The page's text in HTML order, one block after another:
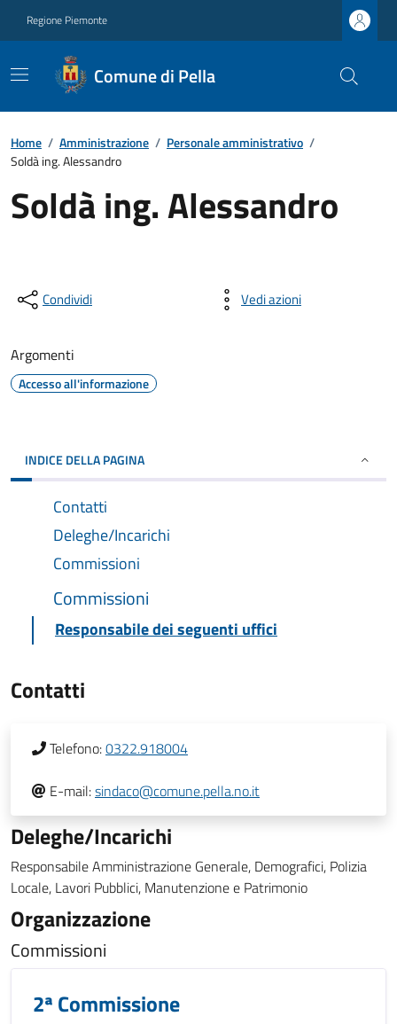
Regione Piemonte
Comune di Pella
Home / Amministrazione / Personale amministrativo /
Soldà ing. Alessandro
Soldà ing. Alessandro
Condividi Vedi azioni
Argomenti
Accesso all'informazione
INDICE DELLA PAGINA
Contatti
Deleghe/Incarichi
Commissioni
Commissioni
Responsabile dei seguenti uffici
Contatti
Telefono:0322.918004
E-mail:sindaco@comune.pella.no.it
Deleghe/Incarichi
Responsabile Amministrazione Generale, Demografici, Polizia
Locale, Lavori Pubblici, Manutenzione e Patrimonio
Organizzazione
Commissioni
2ª Commissione